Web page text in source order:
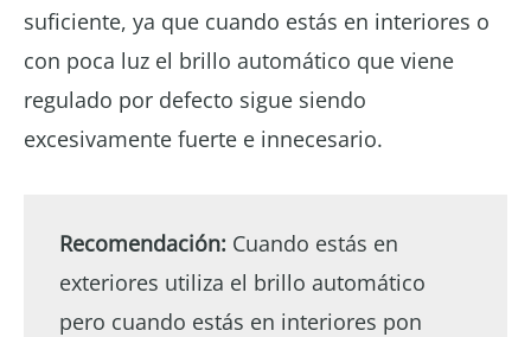
suficiente, ya que cuando estás en interiores o
con poca luz el brillo automático que viene
regulado por defecto sigue siendo
excesivamente fuerte e innecesario.
Recomendación: Cuando estás en
exteriores utiliza el brillo automático
pero cuando estás en interiores pon